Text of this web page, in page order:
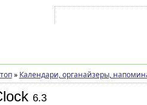
» Календари, органайзеры,
6.3